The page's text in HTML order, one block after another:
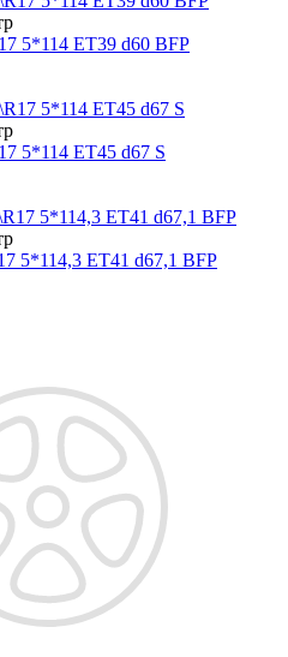
5*114 ET39 d60 BFP
5*114 ET45 d67 S
5*114,3 ET41 d67,1 BFP